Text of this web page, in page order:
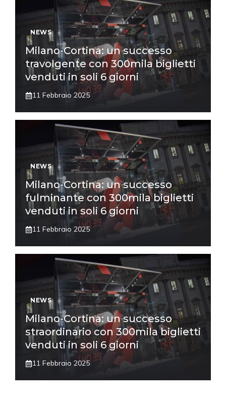
NEWS
Milano-Cortina: un successo
travolgente con 300mila biglietti
venduti in soli 6 giorni
11 Febbraio 2025
NEWS
Milano-Cortina: un successo
fulminante con 300mila biglietti
venduti in soli 6 giorni
11 Febbraio 2025
NEWS
Milano-Cortina: un successo
straordinario con 300mila biglietti
venduti in soli 6 giorni
11 Febbraio 2025